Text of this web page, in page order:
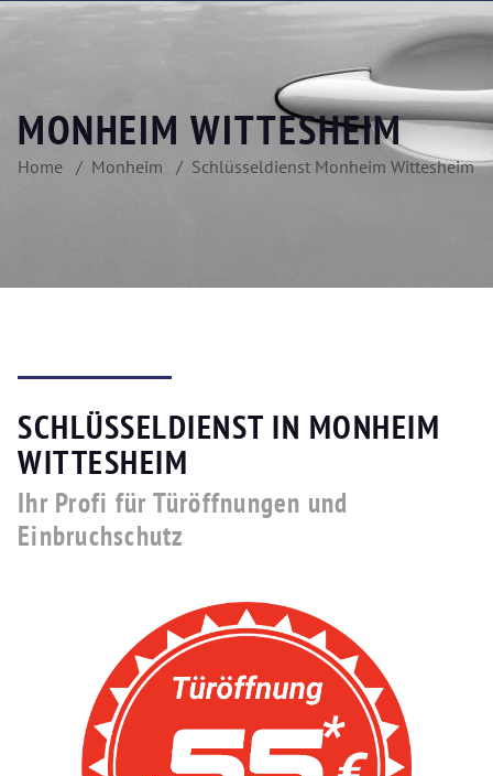
MONHEIM WITTESHEIM
Home Monheim Schlüsseldienst Monheim Wittesheim
SCHLÜSSELDIENST IN MONHEIM
WITTESHEIM
Ihr Profi für Türöffnungen und
Einbruchschutz